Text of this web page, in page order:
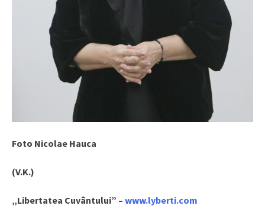
Foto Nicolae Hauca
(V.K.)
„Libertatea Cuvântului” – www.lyberti.com